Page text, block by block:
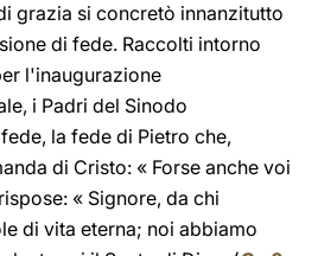
grazia si concretò innanzitutto
di fede. Raccolti intorno
l'inaugurazione
i Padri del Sinodo
la fede di Pietro che,
di Cristo: « Forse anche voi
« Signore, da chi
di vita eterna; noi abbiamo